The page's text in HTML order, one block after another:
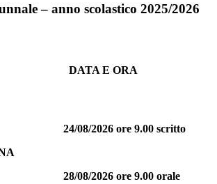
– anno scolastico 2025/2026
DATA E ORA
24/08/2026 ore 9.00 scritto
28/08/2026 ore 9.00 orale